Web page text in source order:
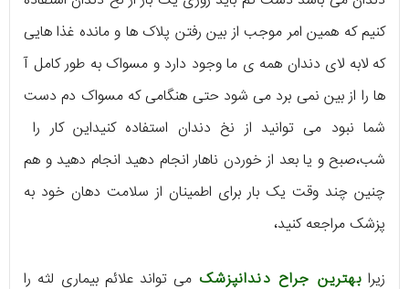
کنیم که همین امر موجب از بین رفتن پلاک ها و مانده غذا هایی
که لابه لای دندان همه ی ما وجود دارد و مسواک به طور کامل آ
ها را از بین نمی برد می شود حتی هنگامی که مسواک دم دست
شما نبود می توانید از نخ دندان استفاده کنیداین کار را
شب،صبح و یا بعد از خوردن ناهار انجام دهید انجام دهید و هم
چنین چند وقت یک بار برای اطمینان از سلامت دهان خود به
پزشک مراجعه کنید،
زیرابهترین جراح دندانپزشک می تواند علائم بیماری لثه را